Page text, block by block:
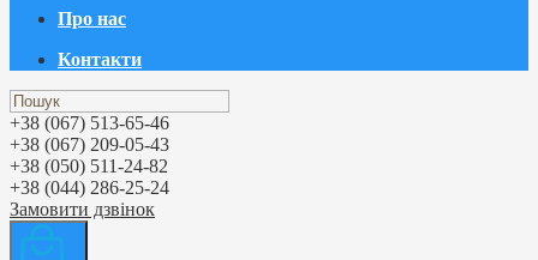
Про нас
Контакти
+38 (067) 513-65-46
+38 (067) 209-05-43
+38 (050) 511-24-82
+38 (044) 286-25-24
Замовити дзвінок